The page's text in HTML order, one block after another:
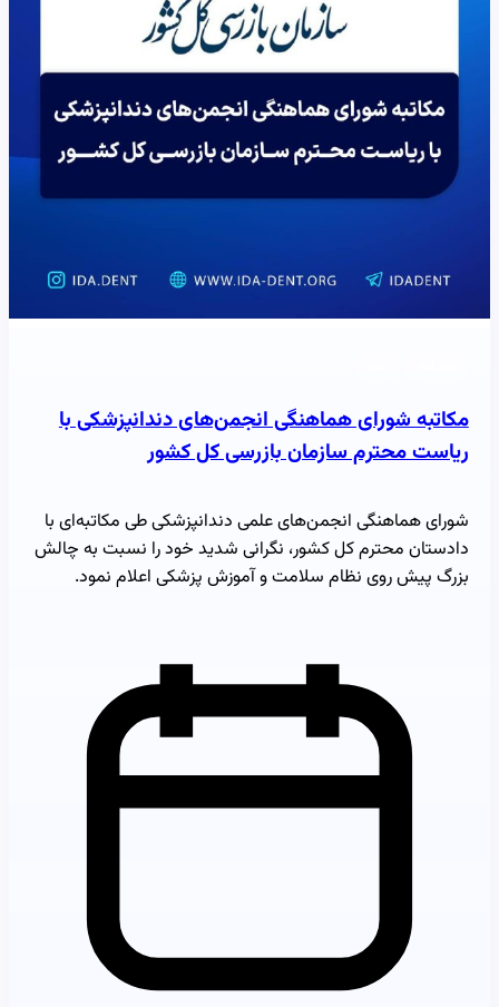
مکاتبه شورای هماهنگی انجمن‌های دندانپزشکی با
ریاست محترم سازمان بازرسی کل کشور
شورای هماهنگی انجمن‌های علمی دندانپزشکی طی مکاتبه‌ای با
دادستان محترم کل کشور، نگرانی شدید خود را نسبت به چالش
بزرگ پیش روی نظام سلامت و آموزش پزشکی اعلام نمود.